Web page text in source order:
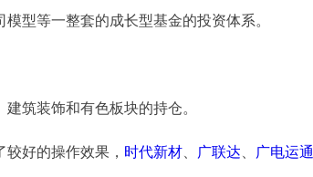
型等一整套的成长型基金的投资体系。
筑装饰和有色板块的持仓。
好的操作效果， 时代新材 广联达 广电运通